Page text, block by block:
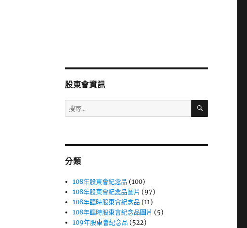
股東會資訊
搜
尋
字:
搜
分類
108年股東會紀念品 (100)
108年股東會紀念品圖片 (97)
108年臨時股東會紀念品 (11)
108年臨時股東會紀念品圖片 (5)
109年股東會紀念品 (522)